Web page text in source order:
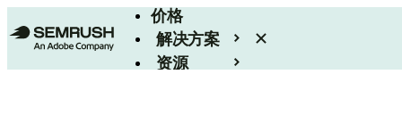
价格
解决方案
资源